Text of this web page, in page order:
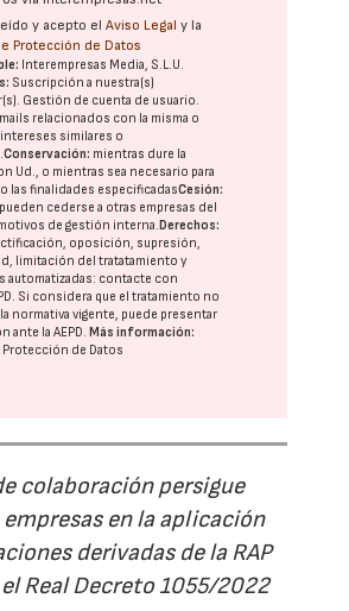
y acepto elAviso Legal y la
Protección de Datos
Interempresas Media, S.L.U.
Suscripción a nuestra(s)
Gestión de cuenta de usuario.
relacionados con la misma o
similares o
Conservación: mientras dure la
Ud., o mientras sea necesario para
las finalidades especificadasCesión:
cederse a otras empresas del
de gestión interna. Derechos:
oposición, supresión,
limitación del tratatamiento y
automatizadas: contacte con
. Si considera que el tratamiento no
la normativa vigente, puede presentar
ante laAEPD. Más información:
Protección de Datos
colaboración persigue
en la aplicación
derivadas de la RAP
Real Decreto 1055/2022